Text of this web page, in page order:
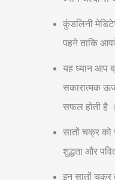
कुंडलिनी
पहने ताकि
यह ध्यान आप
सकारात्मक
सफल होती है ।
सातों चक्र को
शुद्धता और
इन सातों चक्र